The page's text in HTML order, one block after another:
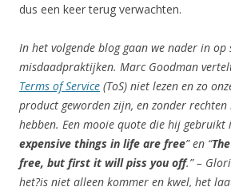
dus een keer terug verwachten.
In het volgende blog gaan we nader in op
misdaadpraktijken. Marc Goodman
Terms of Service (ToS) niet lezen en zo
product geworden zijn, en zonder
hebben. Een mooie quote die hij gebruikt
expensive things in life are free” en “
free, but first it will piss you off.” –
het?is niet alleen kommer en kwel, het